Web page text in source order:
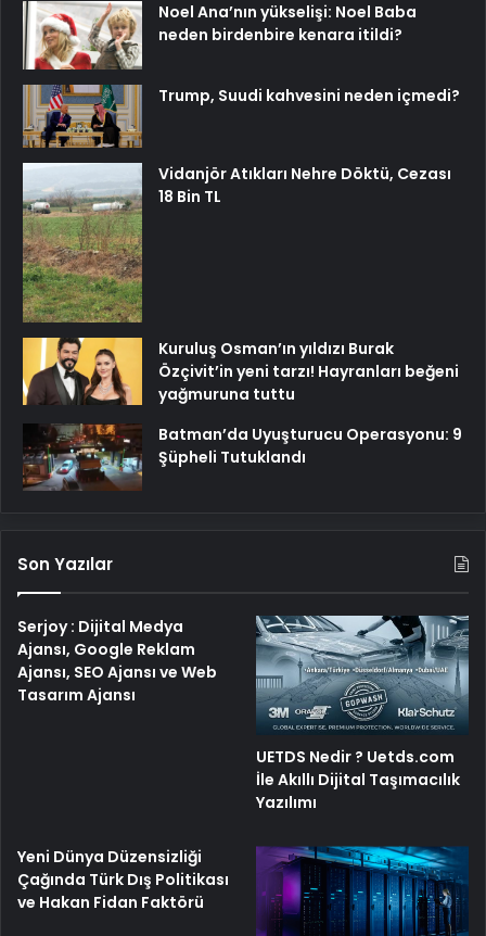
Noel Ana’nın yükselişi: Noel Baba
neden birdenbire kenara itildi?
Trump, Suudi kahvesini neden içmedi?
Vidanjör Atıkları Nehre Döktü, Cezası
18 Bin TL
Kuruluş Osman’ın yıldızı Burak
Özçivit’in yeni tarzı! Hayranları beğeni
yağmuruna tuttu
Batman’da Uyuşturucu Operasyonu: 9
Şüpheli Tutuklandı
Son Yazılar
Serjoy : Dijital Medya
Ajansı, Google Reklam
Ajansı, SEO Ajansı ve Web
Tasarım Ajansı
UETDS Nedir ? Uetds.com
İle Akıllı Dijital Taşımacılık
Yazılımı
Yeni Dünya Düzensizliği
Çağında Türk Dış Politikası
ve Hakan Fidan Faktörü